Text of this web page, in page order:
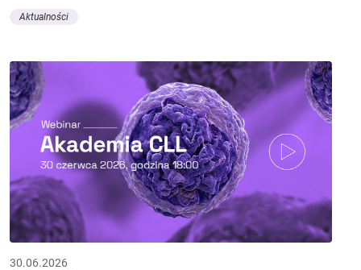
Aktualności
30.06.2026